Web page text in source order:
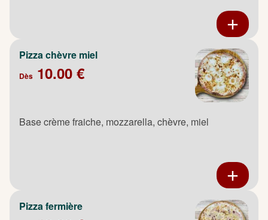
Pizza chèvre miel
Dès 10.00 €
Base crème fraiche, mozzarella, chèvre, miel
Pizza fermière